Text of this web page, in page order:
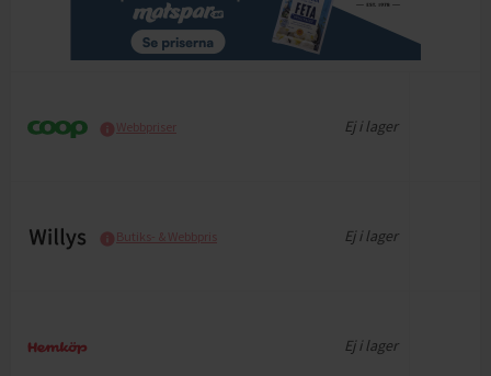
Webbpriser Ej i lager
Butiks- & Webbpris Ej i lager
Ej i lager